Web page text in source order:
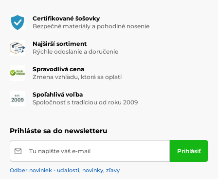
Certifikované šošovky
Bezpečné materiály a pohodlné nosenie
Najširší sortiment
Rýchle odoslanie a doručenie
Spravodlivá cena
Zmena vzhľadu, ktorá sa oplatí
Spoľahlivá voľba
Spoločnosť s tradíciou od roku 2009
Prihláste sa do newsletteru
Tu napíšte váš e-mail Prihlásiť
Odber noviniek - udalosti, novinky, zľavy